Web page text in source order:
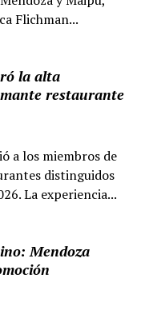
Flichman...
la alta
restaurante
a los miembros de
distinguidos
La experiencia...
Mendoza